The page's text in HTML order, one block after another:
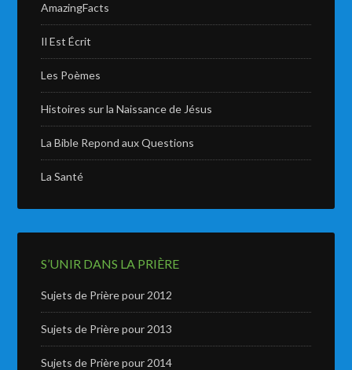
AmazingFacts
Il Est Écrit
Les Poèmes
Histoires sur la Naissance de Jésus
La Bible Repond aux Questions
La Santé
S’UNIR DANS LA PRIÈRE
Sujets de Prière pour 2012
Sujets de Prière pour 2013
Sujets de Prière pour 2014